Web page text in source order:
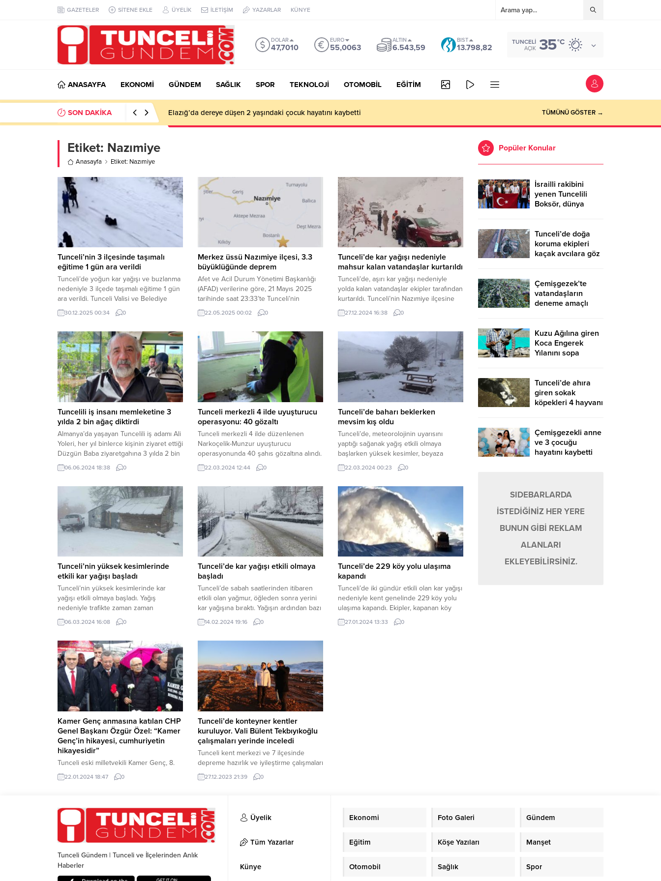
GAZETELER SİTENE EKLE ÜYELİK İLETİŞİM YAZARLAR KÜNYE
DOLAR
47,7010
EURO
55,0063
ALTIN
6.543,59
BIST
13.798,82
TUNCELI
AÇIK 35°C
ANASAYFA EKONOMİ GÜNDEM SAĞLIK SPOR TEKNOLOJİ OTOMOBİL EĞİTİM
SON DAKİKA Elazığ’da dereye düşen 2 yaşındaki çocuk hayatını kaybetti TÜMÜNÜ GÖSTER →
Etiket: Nazımiye
Anasayfa Etiket: Nazımiye
Tunceli’nin 3 ilçesinde taşımalı
eğitime 1 gün ara verildi
Tunceli’de yoğun kar yağışı ve buzlanma
nedeniyle 3 ilçede taşımalı eğitime 1 gün
ara verildi. Tunceli Valisi ve Belediye
Başkan Vekili Şefik Aygöl tarafından
konuya ilişkin yapılan açıklamada, “Çok
(30.12.2025) kaymakamlarımız, milli eğitim
müdürlüklerimiz ile meteorolojik veriler
doğrultusunda yapılan değerlendirme
sonucu Nazımiye, Mazgirt ve Ovacık
ilçelerimizde...
30.12.2025 00:34 0
Merkez üssü Nazımiye ilçesi, 3.3
büyüklüğünde deprem
Afet ve Acil Durum Yönetimi Başkanlığı
(AFAD) verilerine göre, 21 Mayıs 2025
tarihinde saat 23:33’te Tunceli’nin
Nazımiye ilçesinde 3.3 büyüklüğünde bir
deprem meydana geldi. Depremin yerin
bildirildi…..İHA…
22.05.2025 00:02 0
Tunceli’de kar yağışı nedeniyle
mahsur kalan vatandaşlar kurtarıldı
Tunceli’de, aşırı kar yağışı nedeniyle
yolda kalan vatandaşlar ekipler tarafından
kurtarıldı. Tunceli’nin Nazımiye ilçesine
bağlı Kılköy’de 3 aracın yoğun kar yağışı
nedeniyle mahsur kaldığı ihbarı üzerine
Jandarma Komutanlığına bağlı kar
küreme aparatı takılı araç eşliğinde
bölgeye jandarma ve AFAD ekipleri sevk
edildi. Kısa sürede olay...
27.12.2024 16:38 0
Tuncelili iş insanı memleketine 3
yılda 2 bin ağaç diktirdi
Almanya’da yaşayan Tuncelili iş adamı Ali
Yoleri, her yıl binlerce kişinin ziyaret ettiği
Düzgün Baba ziyaretgahına 3 yılda 2 bin
ağaç diktirdi. Ağaçların sulanması için
tertibat da kurduran Yoleri, önümüzdeki
devam edeceğini söyledi. Almanya’da
yaşayan Tuncelili iş adamı Ali Yoleri,
Nazımiye ilçesinde bulunan ve her yıl...
06.06.2024 18:38 0
Tunceli merkezli 4 ilde uyuşturucu
operasyonu: 40 gözaltı
Tunceli merkezli 4 ilde düzenlenen
Narkoçelik-Munzur uyuşturucu
operasyonunda 40 şahıs gözaltına alındı.
Tunceli İl Jandarma Komutanlığı ekipleri
tarafından, uyuşturucu madde ticareti
huzura zarar veren ve bu yolla haksız
kazanç elde eden zehir tacirlerine
yönelik, Tunceli merkezli Elazığ, Bingöl
ve Erzincan illerinde eş zamanlı olarak
düzenlenen...
22.03.2024 12:44 0
Tunceli’de baharı beklerken
mevsim kış oldu
Tunceli’de, meteorolojinin uyarısını
yaptığı sağanak yağış etkili olmaya
başlarken yüksek kesimler, beyaza
büründü. Kar yağışı özellikle Pülümür ve
Ovacık ilçelerinde etkili olurken, sabah
vatandaşlar, şaşkınlıklarını gizleyemedi.
Cengiz Akyüz isimli vatandaş, Nevruz
Bayramını kutlamaları gereken günde
beyaz örtüyle karşılaştıklarını belirterek,
“Normalde ilçemize her sene bir, bir
buçuk...
22.03.2024 00:23 0
Tunceli’nin yüksek kesimlerinde
etkili kar yağışı başladı
Tunceli’nin yüksek kesimlerinde kar
yağışı etkili olmaya başladı. Yağış
nedeniyle trafikte zaman zaman
aksamalar yaşanırken, yetkililer
vatandaşları oluşması muhtemel risklere
Tunceli’de, meteorolojinin uyarısını
yaptığı sağanak yağış sabah saatlerinden
itibaren etkili olmaya başlarken, Pülümür,
Ovacık, Nazımiye, Mazgirt ve Hozat
ilçesinin yüksek kesimleri beyaza
büründü. Yarın sabah...
06.03.2024 16:08 0
Tunceli’de kar yağışı etkili olmaya
başladı
Tunceli’de sabah saatlerinden itibaren
etkili olan yağmur, öğleden sonra yerini
kar yağışına bıraktı. Yağışın ardından bazı
karayollarında kaya düşmeleri
yaşanırken, sürücülerin dikkatli olmaları
Tunceli’nin Pülümür, Nazımiye ve Ovacık
ilçelerinde kar yağışı başladı. Yağış
nedeniyle valilik koordinesinde çalışma
başlatılırken Tunceli-Pülümür-Erzincan
karayolunun Cankurtaran mevkii, zincirsiz
kamyon...
14.02.2024 19:16 0
Tunceli’de 229 köy yolu ulaşıma
kapandı
Tunceli’de iki gündür etkili olan kar yağışı
nedeniyle kent genelinde 229 köy yolu
ulaşıma kapandı. Ekipler, kapanan köy
yollarını ulaşıma açmak için çalışma
başlattı. Tunceli’de özellikle Pülümür,
27.01.2024 13:33 0
Kamer Genç anmasına katılan CHP
Genel Başkanı Özgür Özel: “Kamer
Genç’in hikayesi, cumhuriyetin
hikayesidir”
Tunceli eski milletvekili Kamer Genç, 8.
ölüm yıl dönümünde mezarı başında
anıldı. Anmaya katılan CHP Genel Başkanı
Tunceli eski milletvekili Kamer Genç,
ölümünün 8. yıl dönümünde Nazımiye
ilçesine bağlı Ramazan köyünde bulunan
mezarı başında anıldı. Anma programına
CHP Genel Başkanı Özgür...
22.01.2024 18:47 0
Tunceli’de konteyner kentler
kuruluyor. Vali Bülent Tekbıyıkoğlu
çalışmaları yerinde inceledi
Tunceli kent merkezi ve 7 ilçesinde
depreme hazırlık ve iyileştirme çalışmaları
çerçevesinde konteyner kentler
kurulmaya başlandı. Tunceli Valisi Bülent
konteyner kentleri gezerek çalışmaları
yerinde inceledi. Tunceli’de depreme
hazırlık ve iyileştirme çalışmaları
çerçevesinde Kent merkezi başta olmak
üzere Ovacık, Pülümür, Pertek, Nazımiye,
Mazgirt, Çemişgezek ve Hozat
ilçelerinde...
27.12.2023 21:39 0
Popüler Konular
İsrailli rakibini
yenen Tuncelili
Boksör, dünya
Tunceli’de doğa
koruma ekipleri
kaçak avcılara göz
Çemişgezek’te
vatandaşların
deneme amaçlı
Kuzu Ağılına giren
Koca Engerek
Yılanını sopa
Tunceli’de ahıra
giren sokak
köpekleri 4 hayvanı
Çemişgezekli anne
ve 3 çocuğu
hayatını kaybetti
SIDEBARLARDA
İSTEDİĞİNİZ HER YERE
BUNUN GİBİ REKLAM
ALANLARI
EKLEYEBİLİRSİNİZ.
Tunceli Gündem | Tunceli ve İlçelerinden Anlık
Haberler
Üyelik
Tüm Yazarlar
Künye
Ekonomi Foto Galeri Gündem
Eğitim Köşe Yazıları Manşet
Otomobil Sağlık Spor